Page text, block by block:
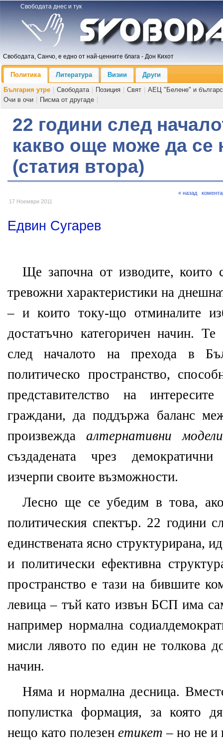
Свободата днес и тук
Свободата, Санчо, е едно от най-ценните блага - Дон Кихот
Политика Литература Визии
Други
България утре
Свободата Позиция Свят
АЕЦ "Белене" и
Очи в очи
Писма от другаде
22 години след
какво още може да се
(статия втора)
17 Ноември 2011
« назад
Едвин Сугарев
Ще започна от изводите, които
тревожни характеристики на
– и които току-що отминалите
достатъчно категоричен начин.
след началото на прехода в
политическо пространство,
представителство на
граждани, да поддържа баланс
произвежда алтернативни модели
създадената чрез
изчерпи своите възможности.
Лесно ще се убедим в това,
политическия спектър. 22 години
единствената ясно структурирана,
и политически ефективна
пространство е тази на бившите
левица – тъй като извън БСП има
например нормална
мисли лявото по един не толкова
начин.
Няма и нормална десница.
популистка формация, за която
нещо като полезен етикет – но не и